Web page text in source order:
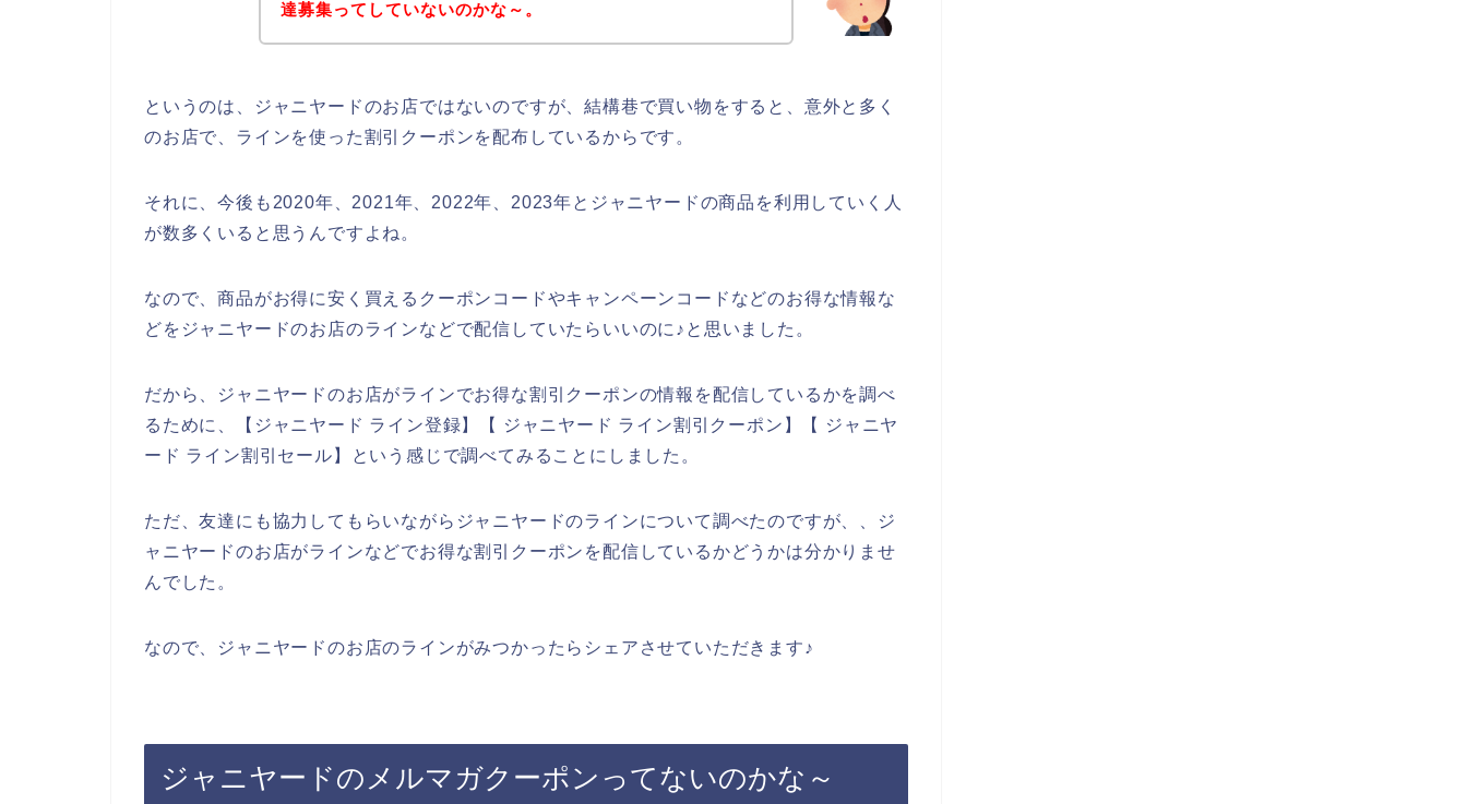
達募集ってしていないのかな～。
というのは、ジャニヤードのお店ではないのですが、結構巷で買い物をすると、意外と多く
のお店で、ラインを使った割引クーポンを配布しているからです。
それに、今後も2020年、2021年、2022年、2023年とジャニヤードの商品を利用していく人
が数多くいると思うんですよね。
なので、商品がお得に安く買えるクーポンコードやキャンペーンコードなどのお得な情報な
どをジャニヤードのお店のラインなどで配信していたらいいのに♪と思いました。
だから、ジャニヤードのお店がラインでお得な割引クーポンの情報を配信しているかを調べ
るために、【ジャニヤード ライン登録】【 ジャニヤード ライン割引クーポン】【 ジャニヤ
ード ライン割引セール】という感じで調べてみることにしました。
ただ、友達にも協力してもらいながらジャニヤードのラインについて調べたのですが、、ジ
ャニヤードのお店がラインなどでお得な割引クーポンを配信しているかどうかは分かりませ
んでした。
なので、ジャニヤードのお店のラインがみつかったらシェアさせていただきます♪
ジャニヤードのメルマガクーポンってないのかな～